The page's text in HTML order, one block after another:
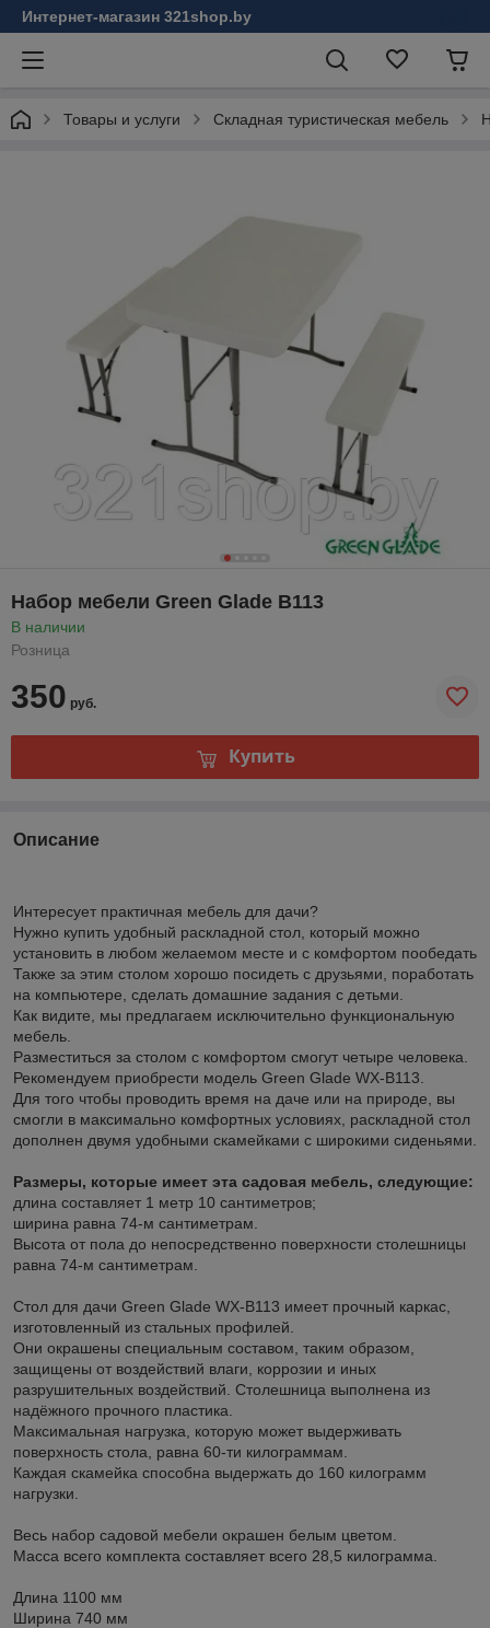
Интернет-магазин 321shop.by
Товары и услуги Складная туристическая мебель
Набор мебели Green Glade B113
В наличии
Розница
350 руб.
Купить
Описание
Интересует практичная мебель для дачи?
Нужно купить удобный раскладной стол, который можно
установить в любом желаемом месте и с комфортом пообедать
Также за этим столом хорошо посидеть с друзьями, поработать
на компьютере, сделать домашние задания с детьми.
Как видите, мы предлагаем исключительно функциональную
мебель.
Разместиться за столом с комфортом смогут четыре человека.
Рекомендуем приобрести модель Green Glade WX-B113.
Для того чтобы проводить время на даче или на природе, вы
смогли в максимально комфортных условиях, раскладной стол
дополнен двумя удобными скамейками с широкими сиденьями.
Размеры, которые имеет эта садовая мебель, следующие:
длина составляет 1 метр 10 сантиметров;
ширина равна 74-м сантиметрам.
Высота от пола до непосредственно поверхности столешницы
равна 74-м сантиметрам.
Стол для дачи Green Glade WX-B113 имеет прочный каркас,
изготовленный из стальных профилей.
Они окрашены специальным составом, таким образом,
защищены от воздействий влаги, коррозии и иных
разрушительных воздействий. Столешница выполнена из
надёжного прочного пластика.
Максимальная нагрузка, которую может выдерживать
поверхность стола, равна 60-ти килограммам.
Каждая скамейка способна выдержать до 160 килограмм
нагрузки.
Весь набор садовой мебели окрашен белым цветом.
Масса всего комплекта составляет всего 28,5 килограмма.
Длина 1100 мм
Ширина 740 мм